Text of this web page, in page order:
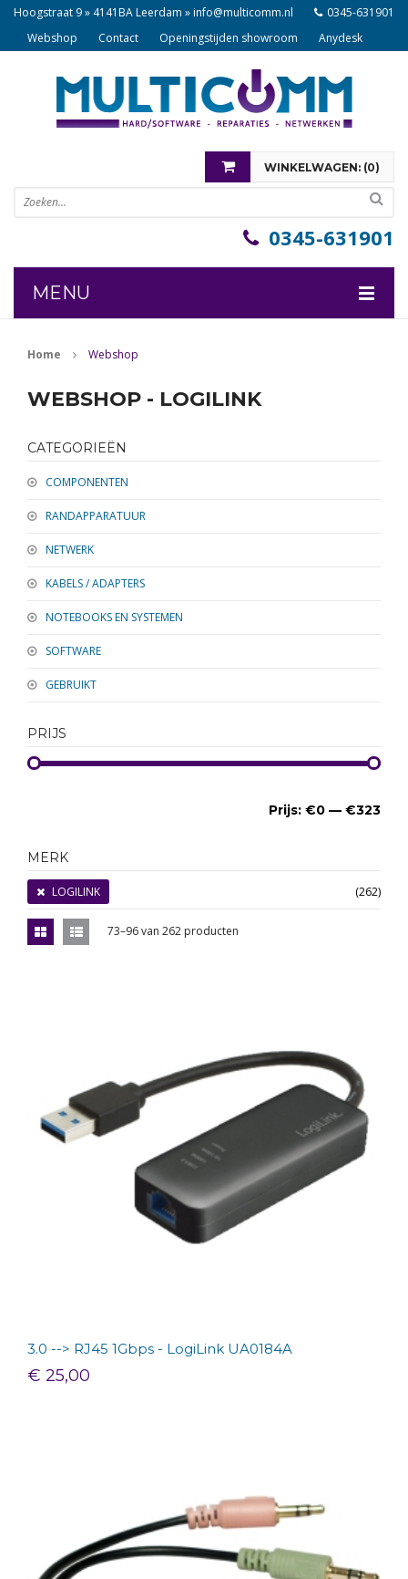
Hoogstraat 9 » 4141BA Leerdam »info@multicomm.nl
0345-631901
Webshop
Contact Openingstijden showroom Anydesk
WINKELWAGEN: (0)
U heeft nog geen items in uw winkelwagen
0345-631901
MENU
SOFTWARE
NETWERK
KABELS / ADAPTERS
Home Webshop
WEBSHOP - LOGILINK
CATEGORIEËN
COMPONENTEN
RANDAPPARATUUR
NETWERK
KABELS / ADAPTERS
NOTEBOOKS EN SYSTEMEN
SOFTWARE
GEBRUIKT
PRIJS
Prijs: €0 — €323
MERK
LOGILINK (262)
73–96 van 262 producten
3.0 --> RJ45 1Gbps - LogiLink UA0184A
€ 25,00